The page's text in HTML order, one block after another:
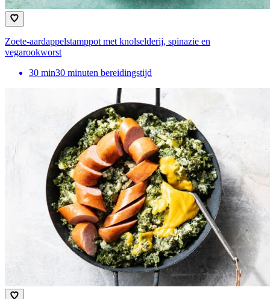
Zoete-aardappelstamppot met knolselderij, spinazie en
vegarookworst
30 min30 minuten bereidingstijd